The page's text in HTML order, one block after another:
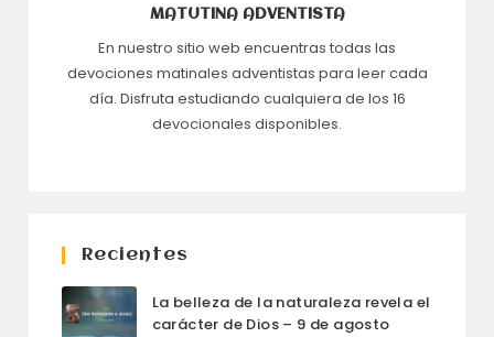
MATUTINA ADVENTISTA
En nuestro sitio web encuentras todas las
devociones matinales adventistas para leer cada
día. Disfruta estudiando cualquiera de los 16
devocionales disponibles.
Recientes
La belleza de la naturaleza revela el
carácter de Dios – 9 de agosto